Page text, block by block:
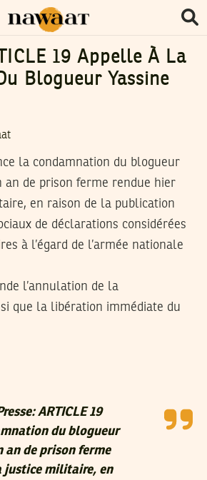
19 Appelle À La
Blogueur Yassine
la condamnation du blogueur
an de prison ferme rendue hier
en raison de la publication
de déclarations considérées
à l’égard de l’armée nationale
l’annulation de la
que la libération immédiate du
ARTICLE 19
du blogueur
an de prison ferme
justice militaire, en